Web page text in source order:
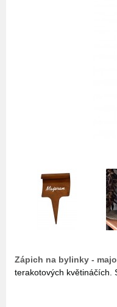
Zápich na bylinky -
terakotových květináčích.